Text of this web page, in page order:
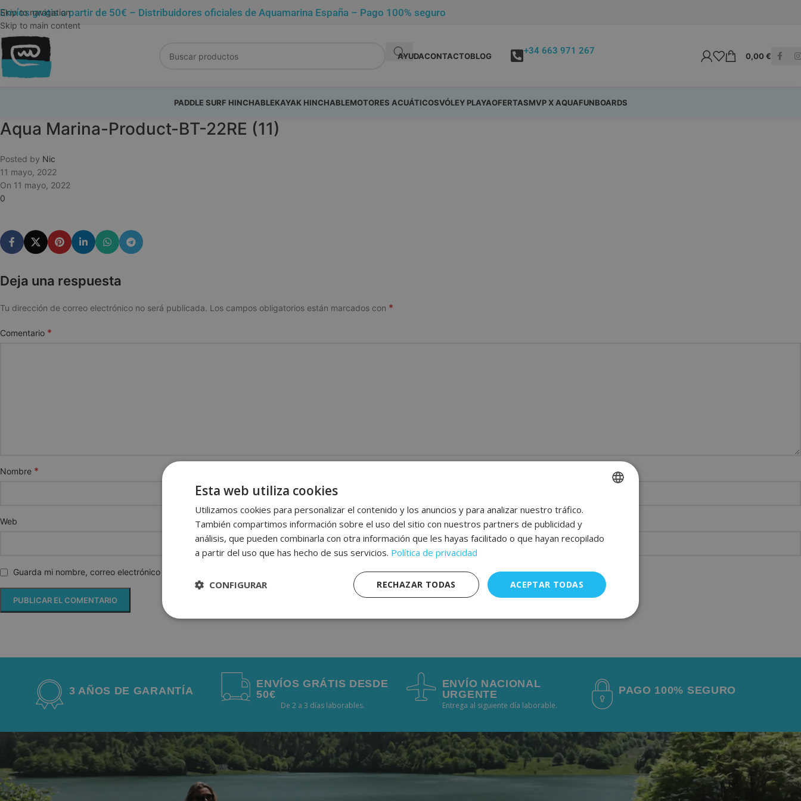
Skip to navigation
Skip to main content
Envíos gratis a partir de 50€ – Distribuidores oficiales de Aquamarina España – Pago 100% seguro
AYUDACONTACTOBLOG
+34 663 971 267 0,00€
PADDLE SURF HINCHABLEKAYAK HINCHABLEMOTORES ACUÁTICOSVÓLEY PLAYAOFERTASMVP X AQUAFUNBOARDS
Aqua Marina-Product-BT-22RE (11)
Posted by Nic
11 mayo, 2022
On 11 mayo, 2022
0
Deja una respuesta
Tu dirección de correo electrónico no será publicada. Los campos obligatorios están marcados con *
Comentario *
Nombre *
Web
Guarda mi nombre, correo electrónico y web en este navegador para la próxima vez que comente.
3 AÑOS DE GARANTÍA
ENVÍOS GRÁTIS DESDE
50€
De 2 a 3 días laborables.
ENVÍO NACIONAL
URGENTE
Entrega al siguiente día laborable.
PAGO 100% SEGURO
Esta web utiliza cookies
Utilizamos cookies para personalizar el contenido y los anuncios y para analizar nuestro tráfico.
También compartimos información sobre el uso del sitio con nuestros partners de publicidad y
análisis, que pueden combinarla con otra información que les hayas facilitado o que hayan recopilado
a partir del uso que has hecho de sus servicios. Política de privacidad
ACEPTAR TODAS
RECHAZAR TODAS
CONFIGURAR
Estrictamente
Rendimiento Publicidad Funcionalidad
Las cookies estrictamente necesarias permiten funciones básicas de la web, como el inicio de sesión y la gestión de
cuentas. La web no puede funcionar correctamente sin ellas.
NAME
PROVIDER / DOMAIN EXPIRATION
DESCRIPCIÓN
wp_woocommerce_session_[abcdef0123456789]
{32}
2 días
Se utiliza para identificar al